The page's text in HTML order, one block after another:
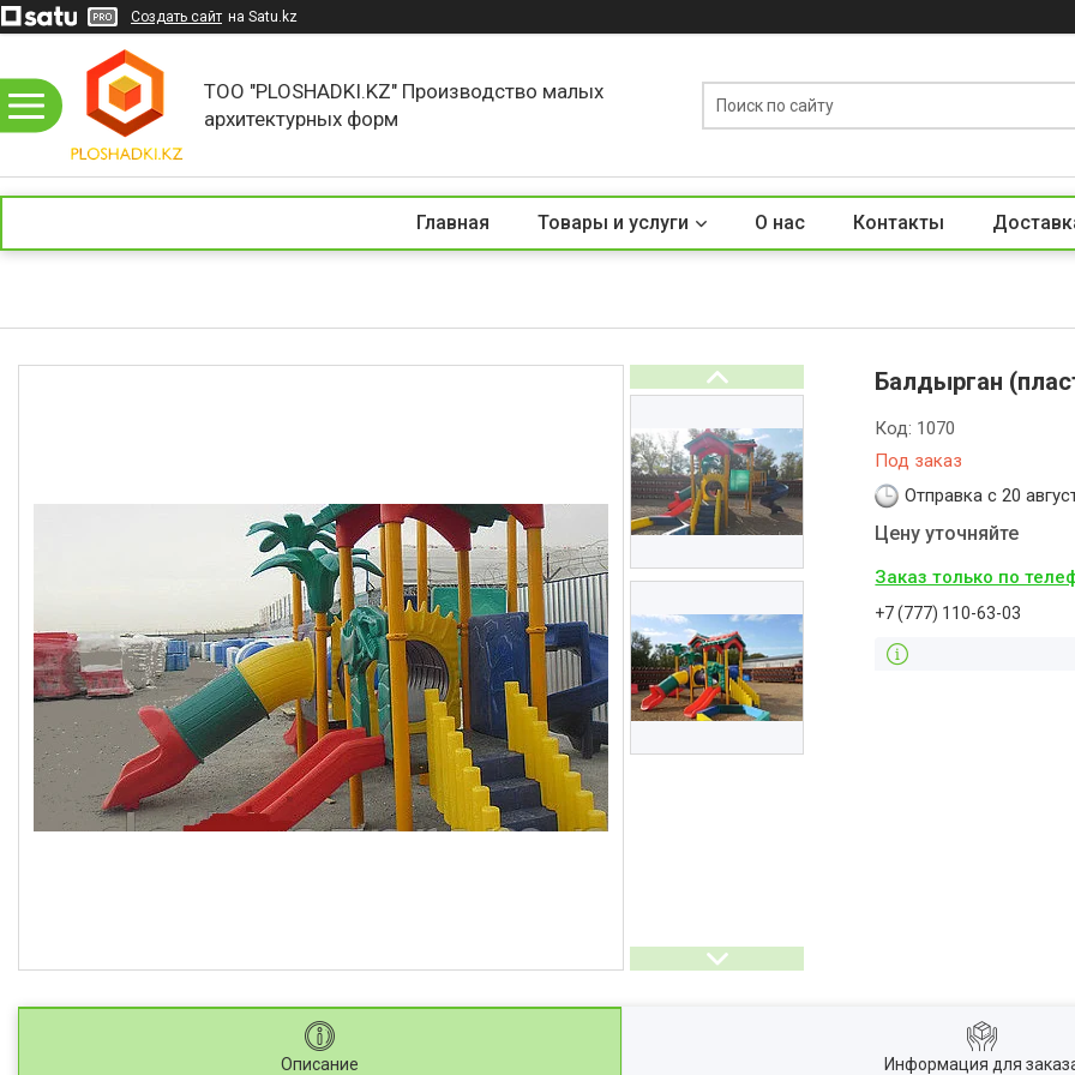
Создать сайт на Satu.kz
ТОО "PLOSHADKI.KZ" Производство малых
архитектурных форм
Главная Товары и услуги О нас Контакты
Балдырган
Под заказ
Код: 1070
Отправка с 20
Цену уточняйте
Заказ только по
+7 (777) 110-63-03
Описание Информация для